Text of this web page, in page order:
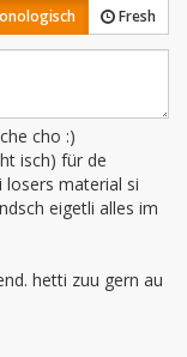
Fresh
cho :)
isch) für de
losers material si
eigetli alles im
hetti zuu gern au